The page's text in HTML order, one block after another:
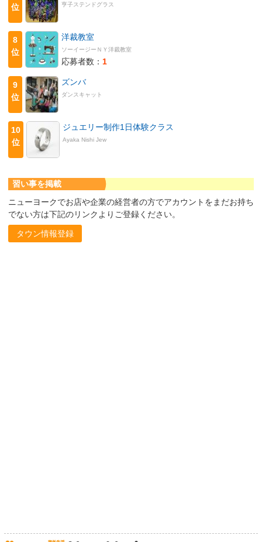
位
亨子ステンドグラス
8
位
洋裁教室
ソーイージーＮＹ洋裁教室
応募者数： 1
9
位
ズンバ
ダンスキャット
10
位
ジュエリー制作1日体験クラス
Ayaka Nishi Jew
習い事を掲載
ニューヨークでお店や企業の経営者の方でアカウントをまだお持ち
でない方は下記のリンクよりご登録ください。
タウン情報登録